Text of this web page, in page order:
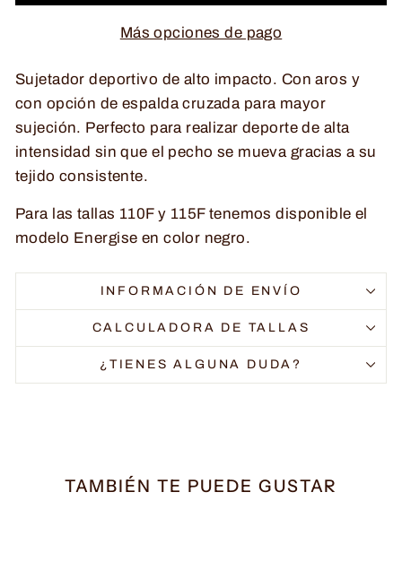
Más opciones de pago
Sujetador deportivo de alto impacto. Con aros y
con opción de espalda cruzada para mayor
sujeción. Perfecto para realizar deporte de alta
intensidad sin que el pecho se mueva gracias a su
tejido consistente.
Para las tallas 110F y 115F tenemos disponible el
modelo Energise en color negro.
INFORMACIÓN DE ENVÍO
CALCULADORA DE TALLAS
¿TIENES ALGUNA DUDA?
TAMBIÉN TE PUEDE GUSTAR